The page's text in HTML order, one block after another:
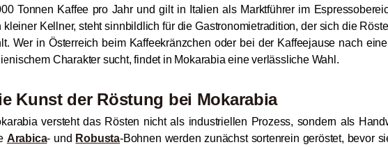
Tonnen Kaffee pro Jahr und gilt in Italien als Marktführer im
kleiner Kellner, steht sinnbildlich für die Gastronomietradition, der sich die
Wer in Österreich beim Kaffeekränzchen oder bei der Kaffeejause nach
Charakter sucht, findet in Mokarabia eine verlässliche Wahl.
Kunst der Röstung bei Mokarabia
versteht das Rösten nicht als industriellen Prozess, sondern als
Arabica- und Robusta-Bohnen werden zunächst sortenrein geröstet, bevor